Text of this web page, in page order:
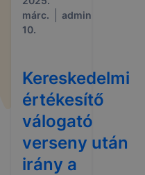
márc.
10.
admin
Kereskedelmi
értékesítő
válogató
verseny után
irány a